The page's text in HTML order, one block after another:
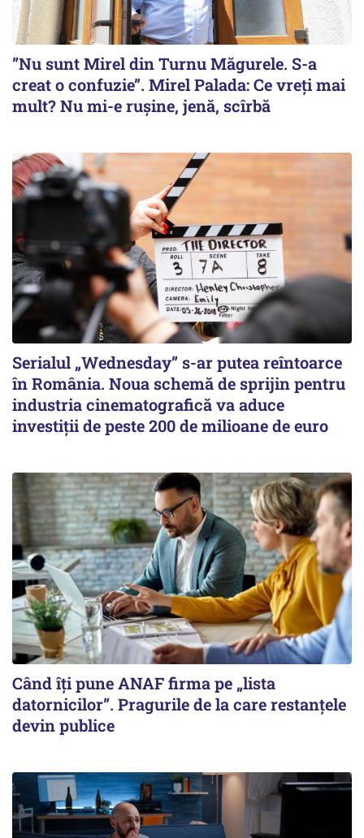
”Nu sunt Mirel din Turnu Măgurele. S-a
creat o confuzie”. Mirel Palada: Ce vreți mai
mult? Nu mi-e rușine, jenă, scîrbă
Serialul „Wednesday” s-ar putea reîntoarce
în România. Noua schemă de sprijin pentru
industria cinematografică va aduce
investiții de peste 200 de milioane de euro
Când îți pune ANAF firma pe „lista
datornicilor”. Pragurile de la care restanțele
devin publice